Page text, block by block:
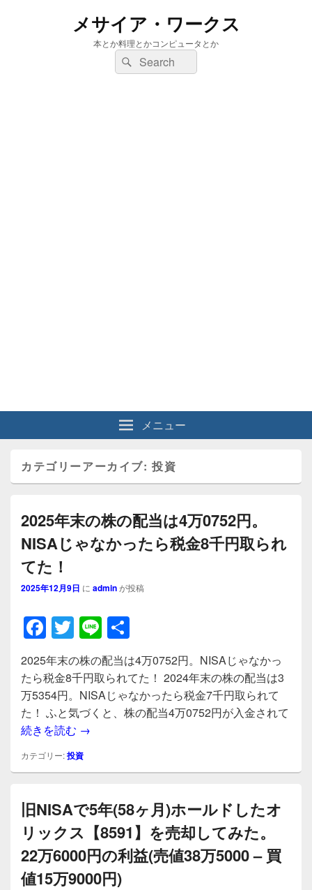
メサイア・ワークス
本とか料理とかコンピュータとか
検
索:
検
索
メニュー
カテゴリーアーカイブ:投資
2025年末の株の配当は4万0752円。
NISAじゃなかったら税金8千円取られ
てた！
2025年12月9日 に adminが投稿
F
a
c
e
b
o
o
k
T
wi
tt
er
Li
n
e
有
2025年末の株の配当は4万0752円。NISAじゃなかっ
たら税金8千円取られてた！ 2024年末の株の配当は3
万5354円。NISAじゃなかったら税金7千円取られて
た！ ふと気づくと、株の配当4万0752円が入金されて
続きを読む 2025年末の株の配当は4万0752円。NISAじ
→
カテゴリー:投資
旧NISAで5年(58ヶ月)ホールドしたオ
リックス【8591】を売却してみた。
22万6000円の利益(売値38万5000 – 買
値15万9000円)